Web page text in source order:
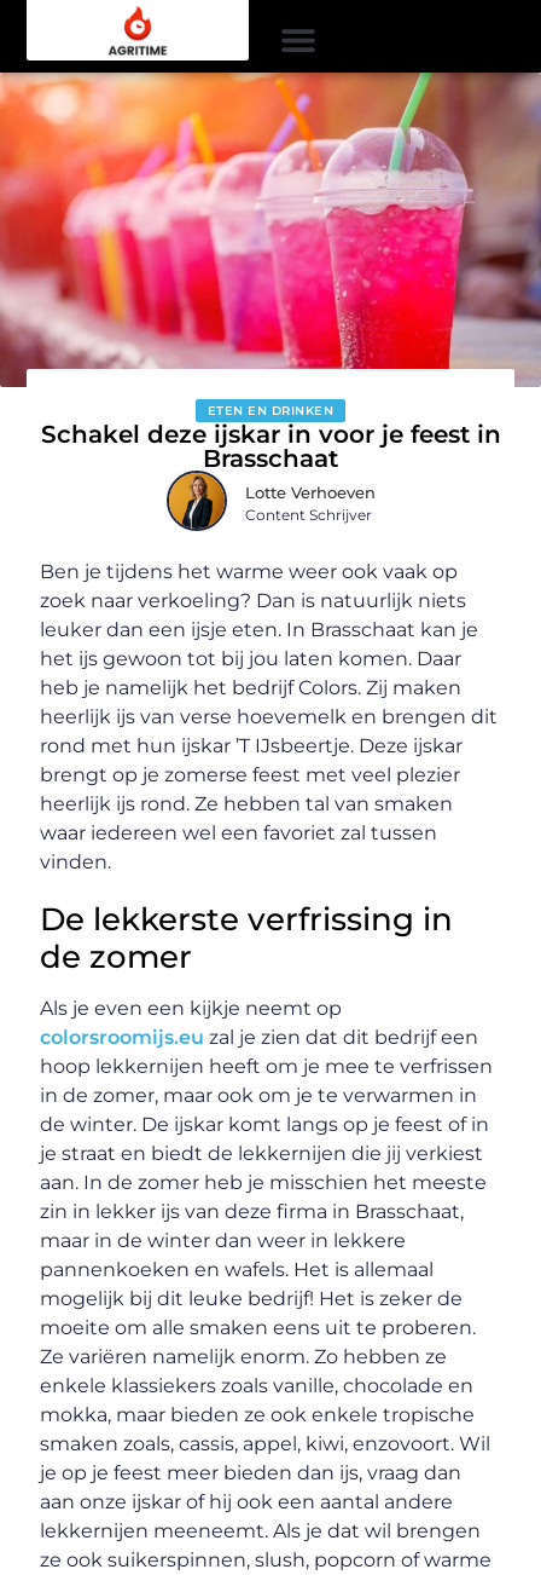
ETEN EN DRINKEN
Schakel deze ijskar in voor je feest in
Brasschaat
Lotte Verhoeven
Content Schrijver
Ben je tijdens het warme weer ook vaak op
zoek naar verkoeling? Dan is natuurlijk niets
leuker dan een ijsje eten. In Brasschaat kan je
het ijs gewoon tot bij jou laten komen. Daar
heb je namelijk het bedrijf Colors. Zij maken
heerlijk ijs van verse hoevemelk en brengen dit
rond met hun ijskar ’T IJsbeertje. Deze ijskar
brengt op je zomerse feest met veel plezier
heerlijk ijs rond. Ze hebben tal van smaken
waar iedereen wel een favoriet zal tussen
vinden.
De lekkerste verfrissing in
de zomer
Als je even een kijkje neemt op
colorsroomijs.eu zal je zien dat dit bedrijf een
hoop lekkernijen heeft om je mee te verfrissen
in de zomer, maar ook om je te verwarmen in
de winter. De ijskar komt langs op je feest of in
je straat en biedt de lekkernijen die jij verkiest
aan. In de zomer heb je misschien het meeste
zin in lekker ijs van deze firma in Brasschaat,
maar in de winter dan weer in lekkere
pannenkoeken en wafels. Het is allemaal
mogelijk bij dit leuke bedrijf! Het is zeker de
moeite om alle smaken eens uit te proberen.
Ze variëren namelijk enorm. Zo hebben ze
enkele klassiekers zoals vanille, chocolade en
mokka, maar bieden ze ook enkele tropische
smaken zoals, cassis, appel, kiwi, enzovoort. Wil
je op je feest meer bieden dan ijs, vraag dan
aan onze ijskar of hij ook een aantal andere
lekkernijen meeneemt. Als je dat wil brengen
ze ook suikerspinnen, slush, popcorn of warme